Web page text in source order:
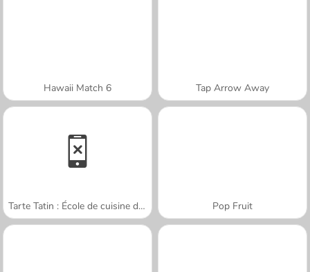
Hawaii Match 6 Tap Arrow Away
Tarte Tatin : École de cuisine de Sara Pop Fruit